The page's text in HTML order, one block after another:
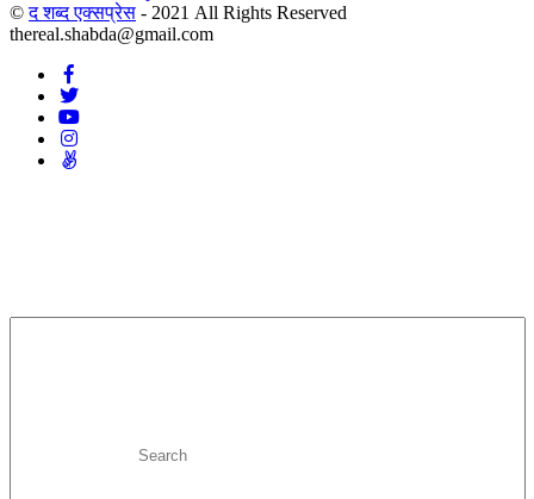
©द शब्द एक्सप्रेस - 2021 All Rights Reserved
thereal.shabda@gmail.com